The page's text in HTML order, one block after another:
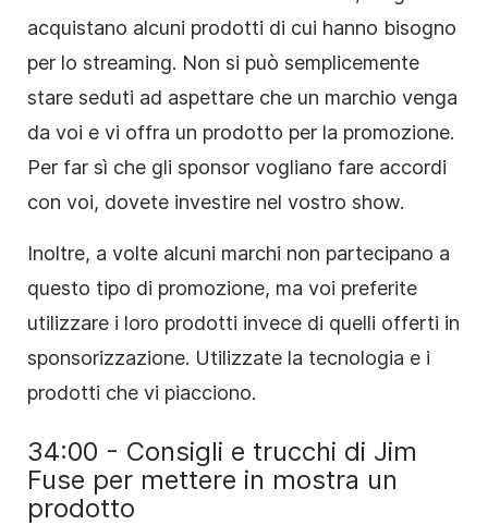
acquistano alcuni prodotti di cui hanno bisogno
per lo streaming. Non si può semplicemente
stare seduti ad aspettare che un marchio venga
da voi e vi offra un prodotto per la promozione.
Per far sì che gli sponsor vogliano fare accordi
con voi, dovete investire nel vostro show.
Inoltre, a volte alcuni marchi non partecipano a
questo tipo di promozione, ma voi preferite
utilizzare i loro prodotti invece di quelli offerti in
sponsorizzazione. Utilizzate la tecnologia e i
prodotti che vi piacciono.
34:00 - Consigli e trucchi di Jim
Fuse per mettere in mostra un
prodotto